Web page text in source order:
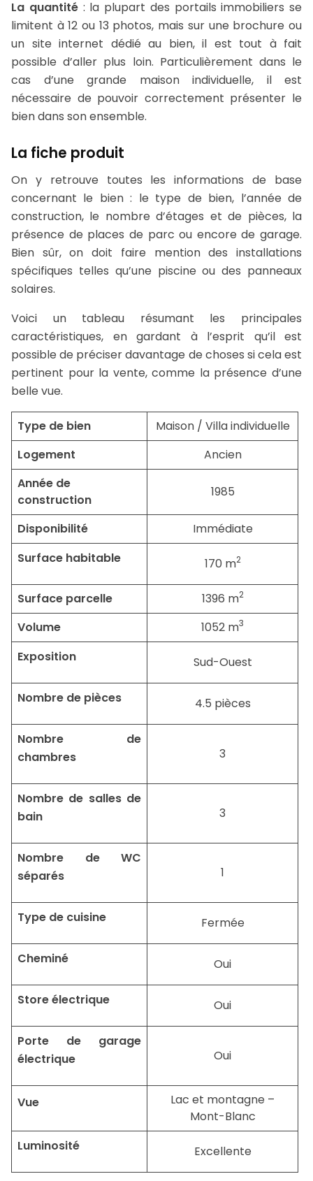
La quantité: la plupart des portails immobiliers se
limitent à 12 ou 13 photos, mais sur une brochure ou
un site internet dédié au bien, il est tout à fait
possible d’aller plus loin. Particulièrement dans le
cas d’une grande maison individuelle, il est
nécessaire de pouvoir correctement présenter le
bien dans son ensemble.
La fiche produit
On y retrouve toutes les informations de base
concernant le bien : le type de bien, l’année de
construction, le nombre d’étages et de pièces, la
présence de places de parc ou encore de garage.
Bien sûr, on doit faire mention des installations
spécifiques telles qu’une piscine ou des panneaux
solaires.
Voici un tableau résumant les principales
caractéristiques, en gardant à l’esprit qu’il est
possible de préciser davantage de choses si cela est
pertinent pour la vente, comme la présence d’une
belle vue.
Type de bien
Maison / Villa individuelle
Logement
Ancien
Année de
construction
1985
Disponibilité
Immédiate
Surface habitable
170 m2
Surface parcelle 1396 m2
Volume 1052 m3
Exposition Sud-Ouest
Nombre de pièces 4.5 pièces
Nombre de
chambres
3
Nombre de salles de
bain
3
Nombre de WC
séparés
1
Type de cuisine Fermée
Cheminé Oui
Store électrique Oui
Porte de garage
électrique
Oui
Vue
Lac et montagne –
Mont-Blanc
Luminosité
Excellente